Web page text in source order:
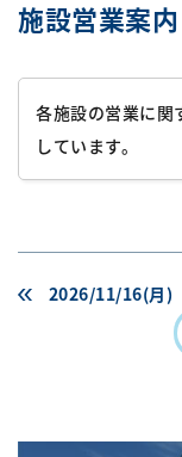
施設営業案内
各施設の営業に関
しています。
2026/11/16(月)